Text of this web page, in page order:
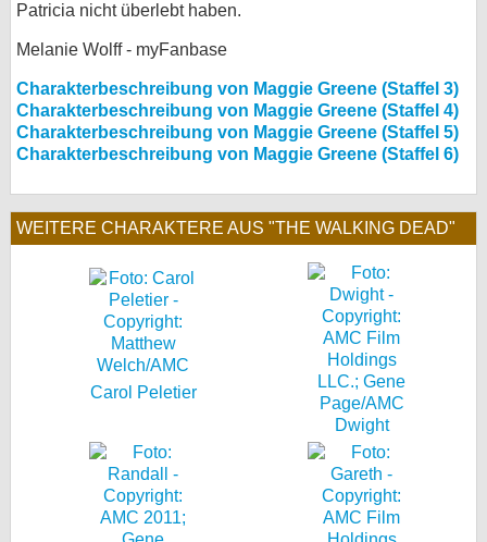
Patricia nicht überlebt haben.
Melanie Wolff - myFanbase
Charakterbeschreibung von Maggie Greene (Staffel 3)
Charakterbeschreibung von Maggie Greene (Staffel 4)
Charakterbeschreibung von Maggie Greene (Staffel 5)
Charakterbeschreibung von Maggie Greene (Staffel 6)
WEITERE CHARAKTERE AUS "THE WALKING DEAD"
Carol Peletier
Dwight